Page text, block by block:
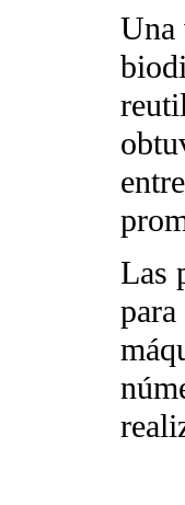
Una
Las